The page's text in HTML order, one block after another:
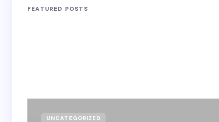
FEATURED POSTS
UNCATEGORIZED